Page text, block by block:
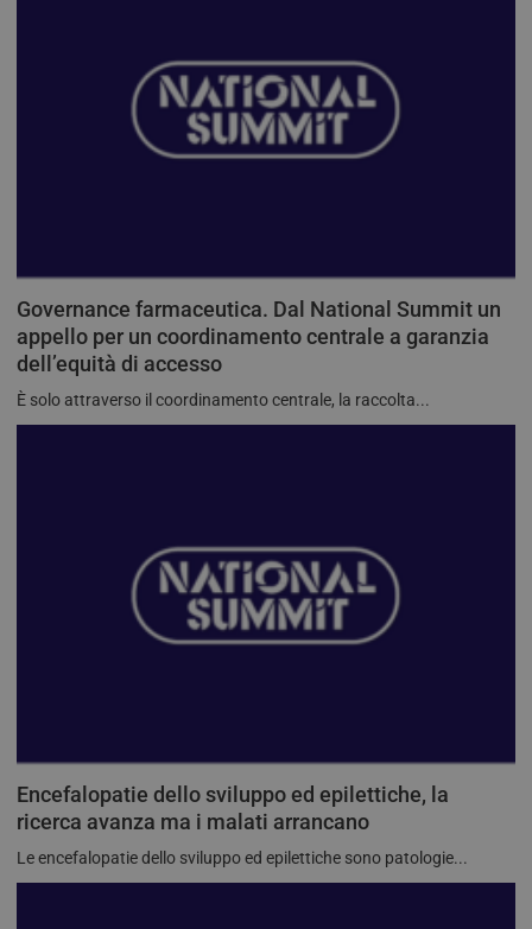
Governance farmaceutica. Dal National Summit un
appello per un coordinamento centrale a garanzia
dell’equità di accesso
È solo attraverso il coordinamento centrale, la raccolta...
Encefalopatie dello sviluppo ed epilettiche, la
ricerca avanza ma i malati arrancano
Le encefalopatie dello sviluppo ed epilettiche sono patologie...